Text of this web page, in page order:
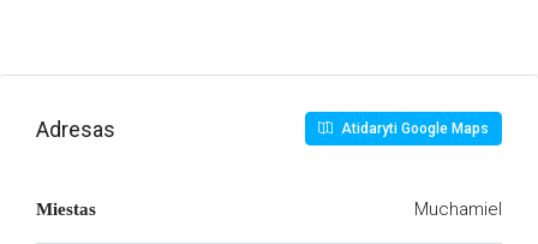
Adresas Atidaryti Google Maps
Miestas Muchamiel